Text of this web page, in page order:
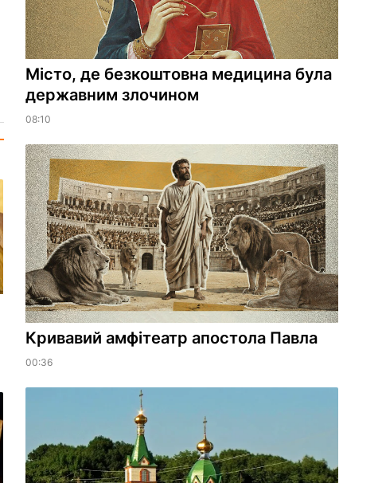
Місто, де безкоштовна медицина була
державним злочином
08:10
​Кривавий амфітеатр апостола Павла
00:36